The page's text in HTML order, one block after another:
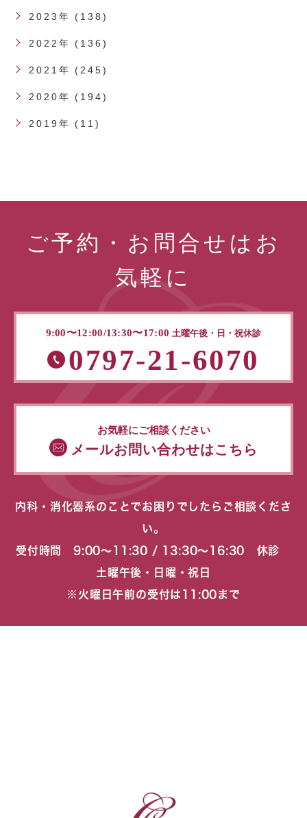
2023年 (138)
2022年 (136)
2021年 (245)
2020年 (194)
2019年 (11)
ご予約・お問合せはお
気軽に
9:00〜12:00/13:30〜17:00 土曜午後・日・祝休診
0797-21-6070
お気軽にご相談ください
メールお問い合わせはこちら
内科・消化器系のことでお困りでしたらご相談くださ
い。
受付時間 9:00〜11:30 / 13:30〜16:30 休診
土曜午後・日曜・祝日
※火曜日午前の受付は11:00まで